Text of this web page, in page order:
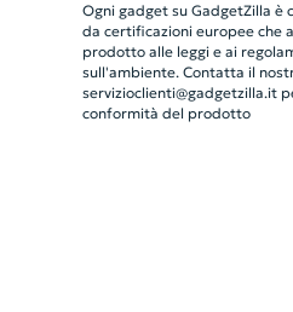
Ogni gadget su GadgetZilla
da certificazioni europee che
prodotto alle leggi e ai
sull'ambiente. Contatta il
servizioclienti@gadgetzilla.it
conformità del prodotto